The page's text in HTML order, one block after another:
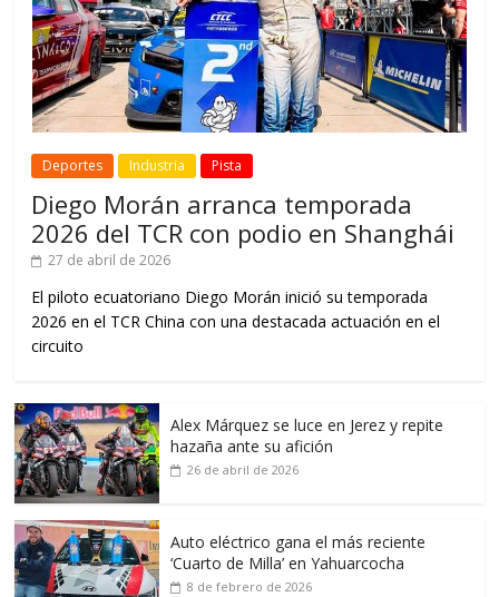
Deportes Industria Pista
Diego Morán arranca temporada
2026 del TCR con podio en Shanghái
27 de abril de 2026
El piloto ecuatoriano Diego Morán inició su temporada
2026 en el TCR China con una destacada actuación en el
circuito
Alex Márquez se luce en Jerez y repite
hazaña ante su afición
26 de abril de 2026
Auto eléctrico gana el más reciente
‘Cuarto de Milla’ en Yahuarcocha
8 de febrero de 2026